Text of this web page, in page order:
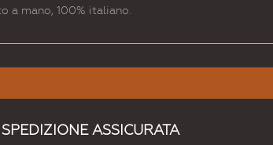
a mano, 100% italiano.
SPEDIZIONE ASSICURATA